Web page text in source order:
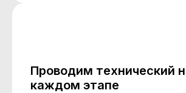
Проводим технический
каждом этапе